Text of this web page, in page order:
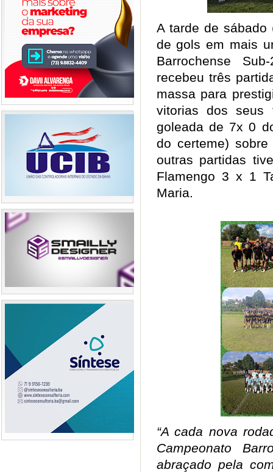
A tarde de sábado
de gols em mais
Barrochense
recebeu três
massa para
vitorias dos seus
goleada de 7x 0
do certeme)
outras partidas
Flamengo 3 x 1
Maria.
“A cada nova
Campeonato
abraçado pela